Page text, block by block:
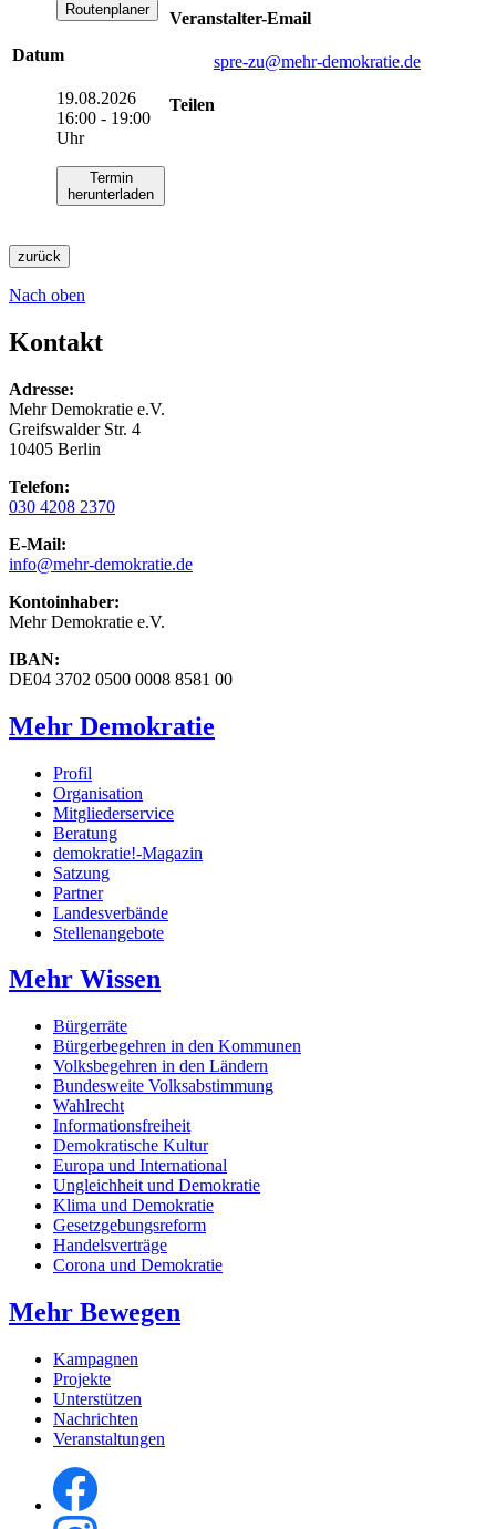
Routenplaner
Datum
19.08.2026
16:00 - 19:00
Uhr
Termin
herunterladen
Veranstalter-Email
spre-zu@mehr-demokratie.de
Teilen
zurück
Nach oben
Kontakt
Adresse:
Mehr Demokratie e.V.
Greifswalder Str. 4
10405 Berlin
Telefon:
030 4208 2370
E-Mail:
info@mehr-demokratie.de
Kontoinhaber:
Mehr Demokratie e.V.
IBAN:
DE04 3702 0500 0008 8581 00
Mehr Demokratie
Profil
Organisation
Mitgliederservice
Beratung
demokratie!-Magazin
Satzung
Partner
Landesverbände
Stellenangebote
Mehr Wissen
Bürgerräte
Bürgerbegehren in den Kommunen
Volksbegehren in den Ländern
Bundesweite Volksabstimmung
Wahlrecht
Informationsfreiheit
Demokratische Kultur
Europa und International
Ungleichheit und Demokratie
Klima und Demokratie
Gesetzgebungsreform
Handelsverträge
Corona und Demokratie
Mehr Bewegen
Kampagnen
Projekte
Unterstützen
Nachrichten
Veranstaltungen